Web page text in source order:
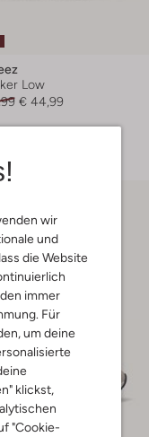
wir
und
die Website
immer
Für
um deine
klickst,
"Cookie-
Low
€ 44,99